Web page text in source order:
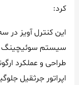
کرد:
این کنترل آویز در
سیستم
طراحی و عملکرد
اپراتور جرثقیل